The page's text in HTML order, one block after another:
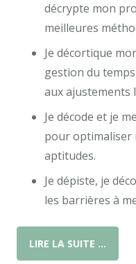
décrypte mon
meilleures
Je décortique
gestion du
aux ajustements
Je décode et je
pour optimaliser
aptitudes.
Je dépiste, je
les barrières à
LIRE LA SUITE …